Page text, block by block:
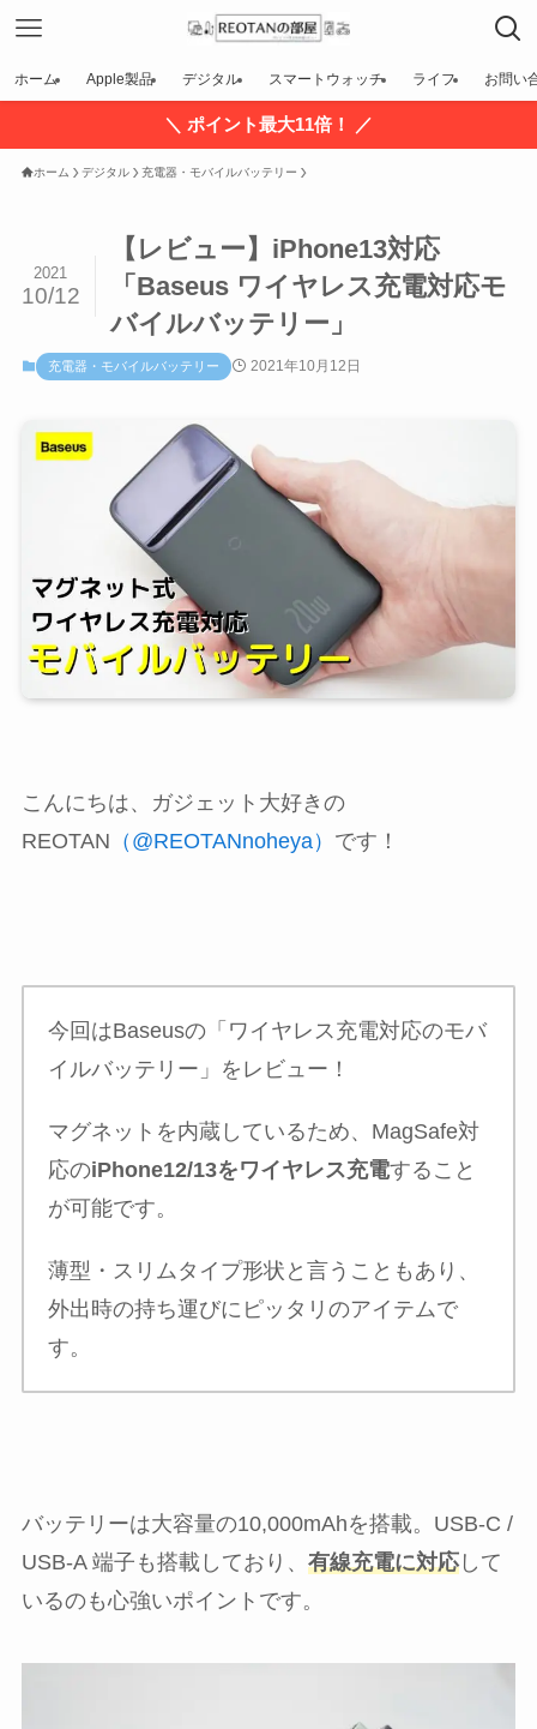
ホーム Apple製品 デジタル スマートウォッチ ライフ お問い
＼ ポイント最大11倍！ ／
ホーム デジタル 充電器・モバイルバッテリー
【レビュー】iPhone13対応
「Baseus ワイヤレス充電対応モ
バイルバッテリー」
2021
10/12
充電器・モバイルバッテリー 2021年10月12日
こんにちは、ガジェット大好きの
REOTAN （@REOTANnoheya） です！
今回はBaseusの「ワイヤレス充電対応のモバ
イルバッテリー」をレビュー！
マグネットを内蔵しているため、MagSafe対
応のiPhone12/13をワイヤレス充電すること
が可能です。
薄型・スリムタイプ形状と言うこともあり、
外出時の持ち運びにピッタリのアイテムで
す。
バッテリーは大容量の10,000mAhを搭載。USB-C /
USB-A 端子も搭載しており、 有線充電に対応して
いるのも心強いポイントです。